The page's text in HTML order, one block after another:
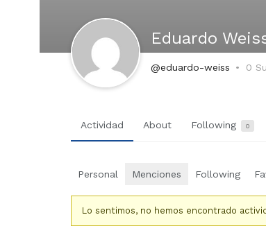
Eduardo
@eduardo-weiss 0
Actividad About Following 0
Personal Menciones Following
Lo sentimos, no hemos encontrado